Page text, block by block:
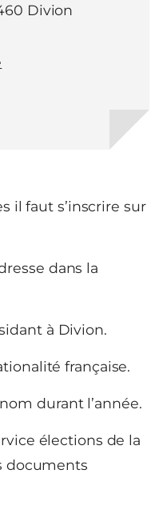
il faut s’inscrire sur
dans la
à Divion.
française.
durant l’année.
élections de la
documents
Divion